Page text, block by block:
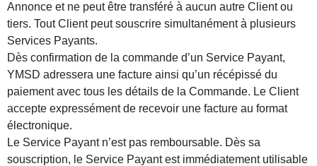
Annonce et ne peut être transféré à aucun autre Client ou
tiers. Tout Client peut souscrire simultanément à plusieurs
Services Payants.
Dès confirmation de la commande d’un Service Payant,
YMSD adressera une facture ainsi qu’un récépissé du
paiement avec tous les détails de la Commande. Le Client
accepte expressément de recevoir une facture au format
électronique.
Le Service Payant n’est pas remboursable. Dès sa
souscription, le Service Payant est immédiatement utilisable